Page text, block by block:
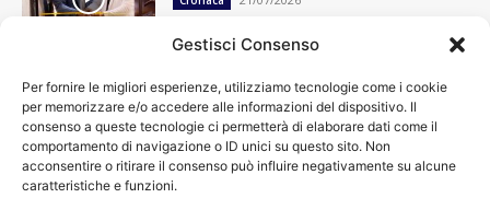
Gestisci Consenso
Per fornire le migliori esperienze, utilizziamo tecnologie come i cookie
per memorizzare e/o accedere alle informazioni del dispositivo. Il
consenso a queste tecnologie ci permetterà di elaborare dati come il
comportamento di navigazione o ID unici su questo sito. Non
acconsentire o ritirare il consenso può influire negativamente su alcune
caratteristiche e funzioni.
Cronaca
13501
Attualità
7305
top
News
4209
Cultura